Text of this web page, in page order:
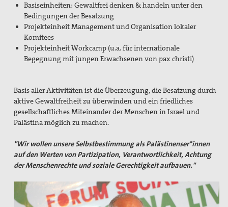
Materialien zur Friedensbildung
Texte & Thesen
Atomwaffen
Flucht und Migration
Große Reden zum Frieden
Papst Franziskus
Rüstung
Basiseinheiten: Gewaltfrei denken & handeln unter den
Bedingungen der Besatzung
Projekteinheit Management und Organisation lokaler
Komitees
Projekteinheit Workcamp (u.a. für internationale
Begegnung mit jungen Erwachsenen von pax christi)
Basis aller Aktivitäten ist die Überzeugung, die Besatzung durch
aktive Gewaltfreiheit zu überwinden und ein friedliches
gesellschaftliches Miteinander der Menschen in Israel und
Palästina möglich zu machen.
"Wir wollen unsere Selbstbestimmung als Palästinenser*innen
auf den Werten von Partizipation, Verantwortlichkeit, Achtung
der Menschenrechte und soziale Gerechtigkeit aufbauen."